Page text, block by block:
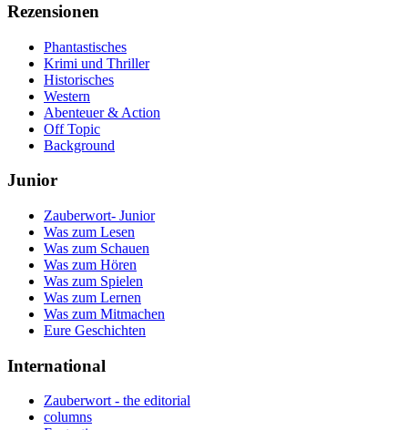
Rezensionen
Phantastisches
Krimi und Thriller
Historisches
Western
Abenteuer & Action
Off Topic
Background
Junior
Zauberwort- Junior
Was zum Lesen
Was zum Schauen
Was zum Hören
Was zum Spielen
Was zum Lernen
Was zum Mitmachen
Eure Geschichten
International
Zauberwort - the editorial
columns